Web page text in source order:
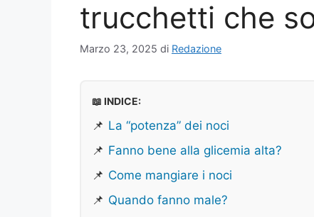
trucchetti che
Marzo 23, 2025 di Redazione
📖 INDICE:
📌 La “potenza” dei noci
📌 Fanno bene alla glicemia alta?
📌 Come mangiare i noci
📌 Quando fanno male?